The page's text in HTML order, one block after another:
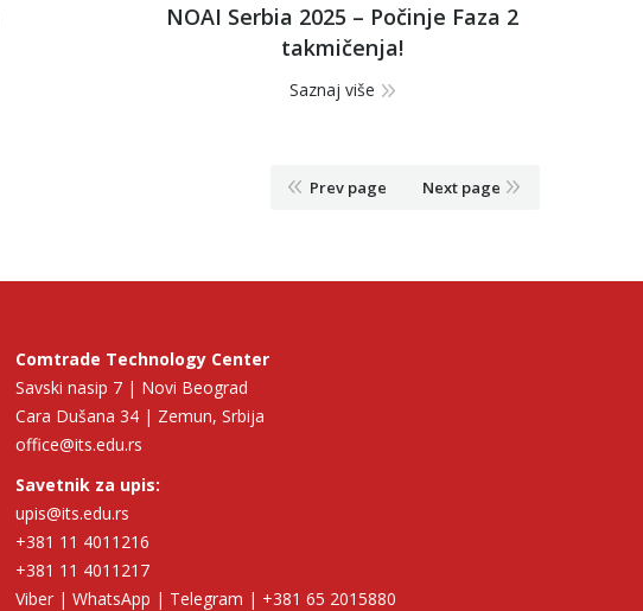
NOAI Serbia 2025 – Počinje Faza 2
takmičenja!
Saznaj više
Prev page Next page
Comtrade Technology Center
Savski nasip 7 | Novi Beograd
Cara Dušana 34 | Zemun, Srbija
office@its.edu.rs
Savetnik za upis:
upis@its.edu.rs
+381 11 4011216
+381 11 4011217
Viber | WhatsApp | Telegram | +381 65 2015880